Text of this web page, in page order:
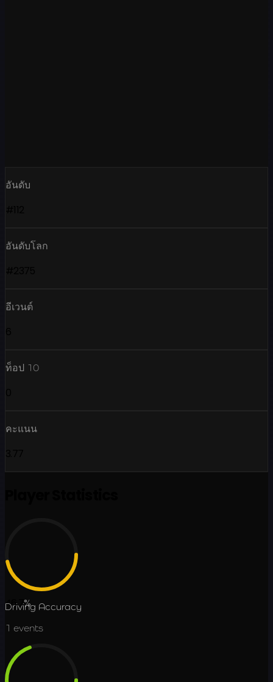
อันดับ
อันดับโลก
อีเวนต์
ท็อป 10
คะแนน
46.7%
Driving Accuracy
1 events